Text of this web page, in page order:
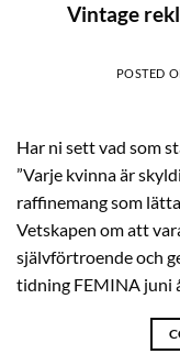
Vintage
POSTED
Har ni sett vad som
”Varje kvinna är
raffinemang som
Vetskapen om att
självförtroende och
tidning FEMINA juni